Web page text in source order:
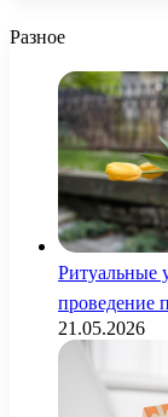
Разное
Ритуальные
проведение
21.05.2026